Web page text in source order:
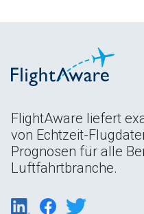
FlightAware liefert
von Echtzeit-
Prognosen für alle
Luftfahrtbranche.